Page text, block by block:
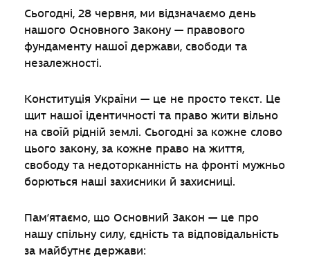
Сьогодні, 28 червня, ми відзначаємо день
нашого Основного Закону — правового
фундаменту нашої держави, свободи та
незалежності.
Конституція України — це не просто текст. Це
щит нашої ідентичності та право жити вільно
на своїй рідній землі. Сьогодні за кожне слово
цього закону, за кожне право на життя,
свободу та недоторканність на фронті мужньо
борються наші захисники й захисниці.
Пам’ятаємо, що Основний Закон — це про
нашу спільну силу, єдність та відповідальність
за майбутнє держави: